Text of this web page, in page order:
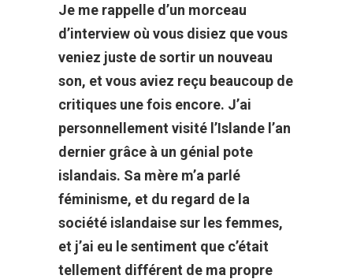
Je me rappelle d’un morceau
d’interview où vous disiez que vous
veniez juste de sortir un nouveau
son, et vous aviez reçu beaucoup de
critiques une fois encore. J’ai
personnellement visité l’Islande l’an
dernier grâce à un génial pote
islandais. Sa mère m’a parlé
féminisme, et du regard de la
société islandaise sur les femmes,
et j’ai eu le sentiment que c’était
tellement différent de ma propre